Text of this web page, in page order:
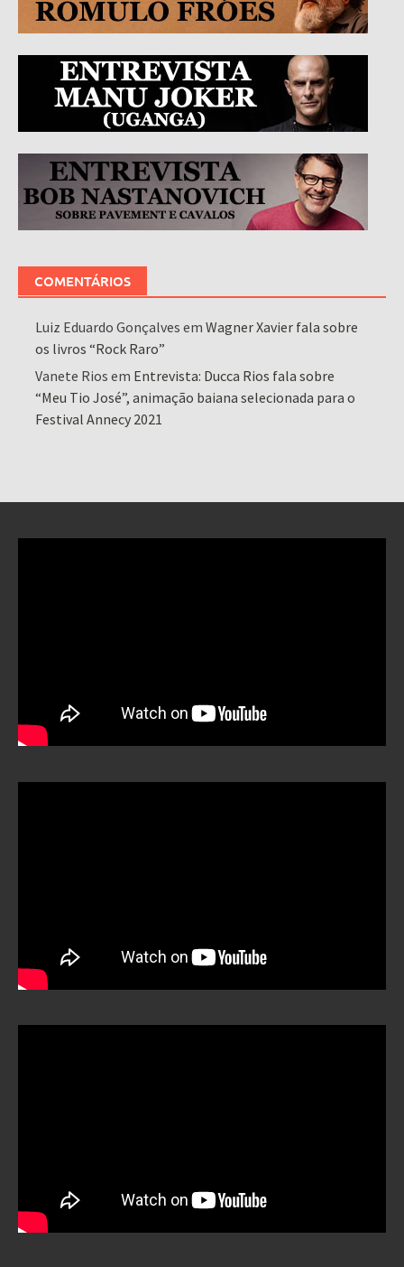
COMENTÁRIOS
Luiz Eduardo Gonçalves emWagner Xavier fala sobre
os livros “Rock Raro”
Vanete Rios em Entrevista: Ducca Rios fala sobre
“Meu Tio José”, animação baiana selecionada para o
Festival Annecy 2021